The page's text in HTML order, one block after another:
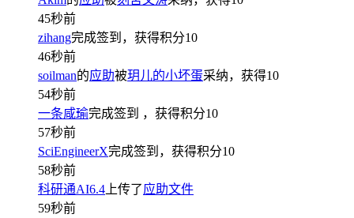
45秒前
zihang完成签到，获得积分10
46秒前
soilman的应助被玥儿的小坏蛋采纳，获得10
54秒前
一条咸瑜完成签到 ，获得积分10
57秒前
SciEngineerX完成签到，获得积分10
58秒前
科研通AI6.4 上传了应助文件
59秒前